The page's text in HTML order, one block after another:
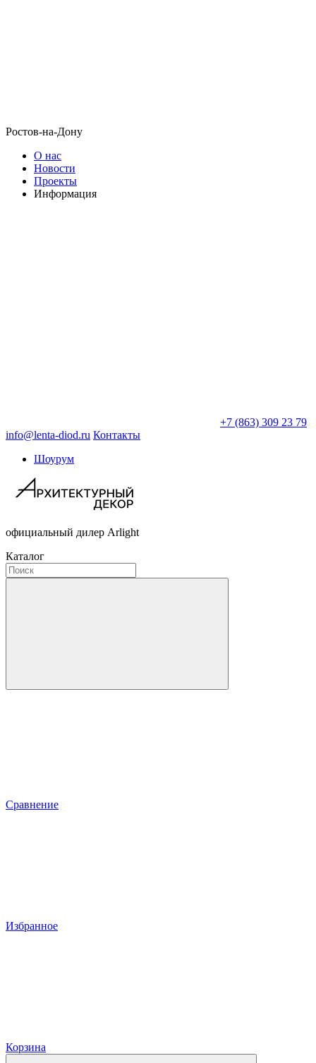
Ростов-на-Дону
О нас
Новости
Проекты
Информация
+7 (863) 309 23 79
info@lenta-diod.ru Контакты
Шоурум
официальный дилер Arlight
Каталог
Сравнение
Избранное
Корзина